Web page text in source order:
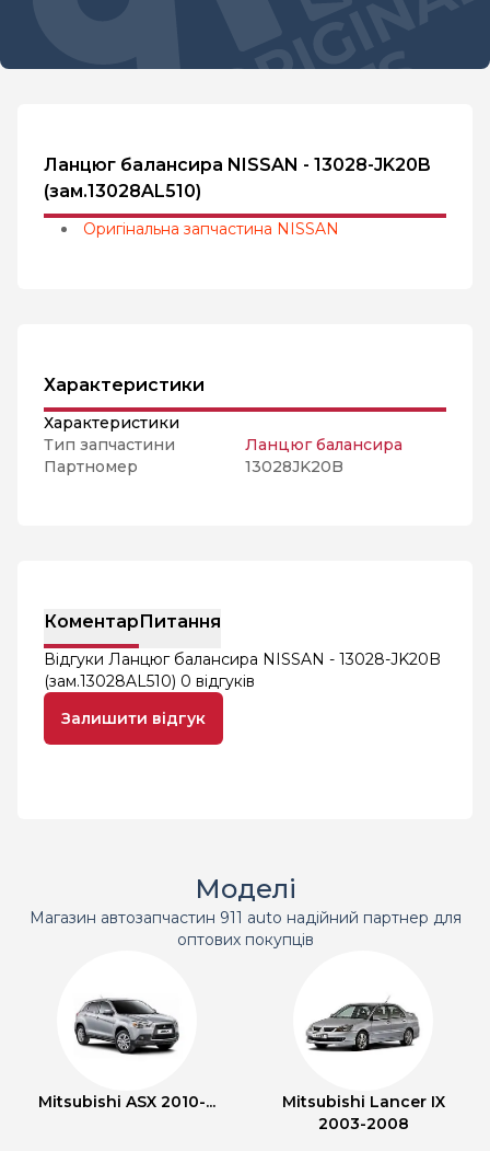
Ланцюг балансира NISSAN - 13028-JK20B
(зам.13028AL510)
Оригінальна запчастина NISSAN
Характеристики
Характеристики
Тип запчастини
Ланцюг балансира
Партномер
13028JK20B
КоментарПитання
Відгуки Ланцюг балансира NISSAN - 13028-JK20B
(зам.13028AL510) 0 відгуків
Залишити відгук
Моделі
Магазин автозапчастин 911 auto надійний партнер для
оптових покупців
Mitsubishi ASX 2010-...
Mitsubishi Lancer IX
2003-2008